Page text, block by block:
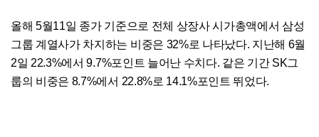
올해 5월11일 종가 기준으로 전체 상장사 시가총액에서 삼성
그룹 계열사가 차지하는 비중은 32%로 나타났다. 지난해 6월
2일 22.3%에서 9.7%포인트 늘어난 수치다. 같은 기간 SK그
룹의 비중은 8.7%에서 22.8%로 14.1%포인트 뛰었다.